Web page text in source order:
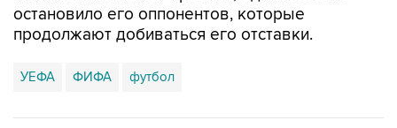
остановило его оппонентов, которые
продолжают добиваться его отставки.
УЕФА ФИФА футбол